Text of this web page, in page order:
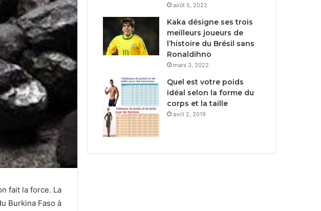
fait la force. La
Burkina Faso à
août 5, 2022
Kaka désigne ses trois
meilleurs joueurs de
l’histoire du Brésil sans
Ronaldihno
mars 3, 2022
Quel est votre poids
idéal selon la forme du
corps et la taille
avril 2, 2019